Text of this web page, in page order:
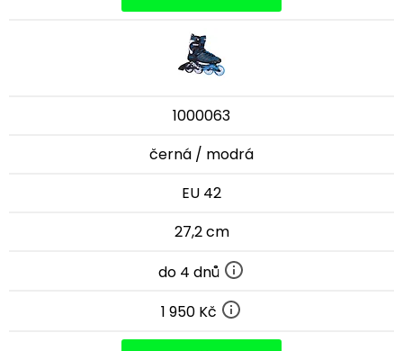
1000063
černá / modrá
EU 42
27,2 cm
do 4 dnů
1 950 Kč